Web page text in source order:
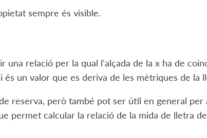
sempre és visible.
una relació per la qual l'alçada de la x ha de
un valor que es deriva de les mètriques de la
reserva, però també pot ser útil en general
permet calcular la relació de la mida de lletra